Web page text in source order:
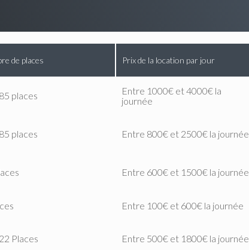
de places Prix de la location par jour
places
Entre 1000€ et 4000€ la
journée
places Entre 800€ et 2500€ la journée
Entre 600€ et 1500€ la journée
Entre 100€ et 600€ la journée
Places Entre 500€ et 1800€ la journée